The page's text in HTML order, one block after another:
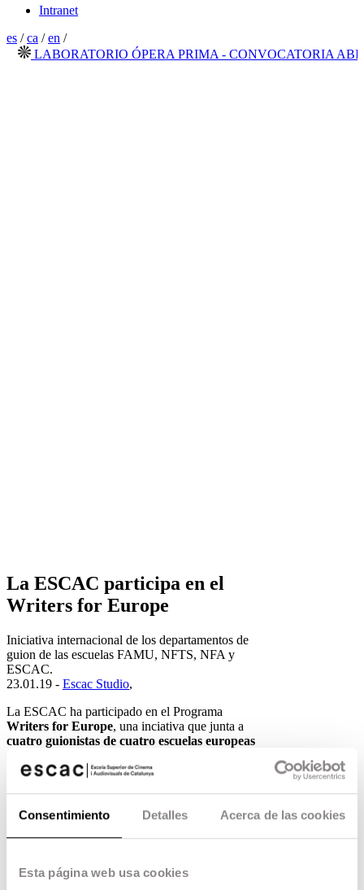
Consentimiento Detalles Acerca de las cookies
Esta página web usa cookies
Intranet
es /ca /en /
LABORATORIO ÓPERA PRIMA - CONVOCATORIA
La ESCAC participa en el
Writers for Europe
Iniciativa internacional de los departamentos de
guion de las escuelas FAMU, NFTS, NFA y
ESCAC.
23.01.19 - Escac Studio,
La ESCAC ha participado en el Programa
Writers for Europe, una inciativa que junta a
cuatro guionistas de cuatro escuelas europeas
escribir un largometraje de forma conjunta.
El pasado mes de mayo los alumnos de guion de
las cuatro escuelas se reunieron durante una
presentar sus propuestas. Un tribunal formado por
los encargados de elegir entre todas las